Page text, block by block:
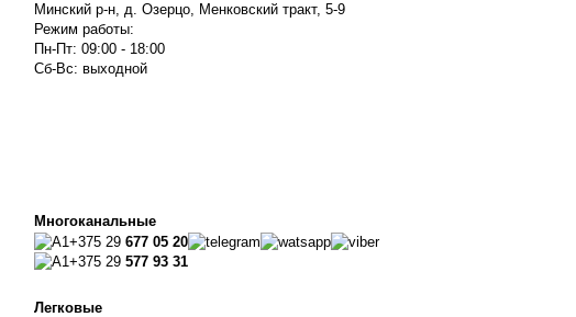
Минский р-н, д. Озерцо, Менковский тракт, 5-9
Режим работы:
Пн-Пт: 09:00 - 18:00
Сб-Вс: выходной
Многоканальные
+375 29 677 05 20
+375 29 577 93 31
Легковые